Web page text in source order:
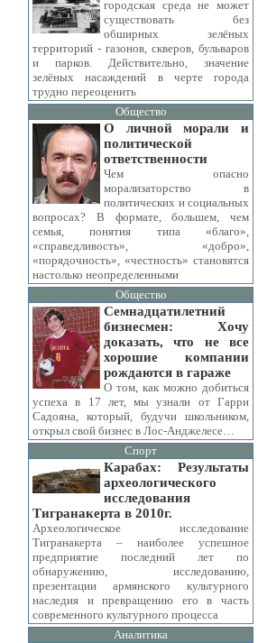
городская среда не может
существовать без
обширных зелёных
территорий - газонов, скверов, бульваров
и парков. Действительно, значение
зелёных насаждений в черте города
трудно переоценить
Общество
О личной морали и
политической
ответственности
Чем опасно
морализаторство в
политических и социальных
вопросах? В формате, большем, чем
семья, понятия типа «благо»,
«справедливость», «добро»,
«порядочность», «честность» становятся
настолько неопределенными
Общество
Семнадцатилетний
бизнесмен: Хочу
доказать, что не все
хорошие компании
рождаются в гараже
О том, как можно добиться
успеха в 17 лет, мы узнали от Гарри
Садояна, который, будучи школьником,
открыл свой бизнес в Лос-Анджелесе…
Спорт
Карабах: Результаты
археологического
исследования
Тигранакерта в 2010г.
Археологическое исследование
Тигранакерта – наиболее успешное
предприятие последний лет по
обнаружению, исследованию,
презентации армянского культурного
наследия и превращению его в часть
современного культурного процесса
Аналитика